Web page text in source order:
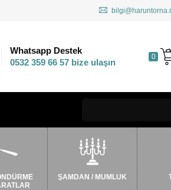
0
Kargo Bedava
200 TL ve üzeri
Whatsapp Destek
0532 359 66 57 bize ulaşın
ŞAMDAN / MUMLUK